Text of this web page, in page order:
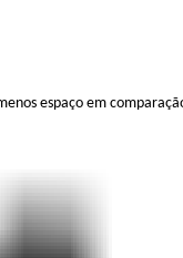
espaço em